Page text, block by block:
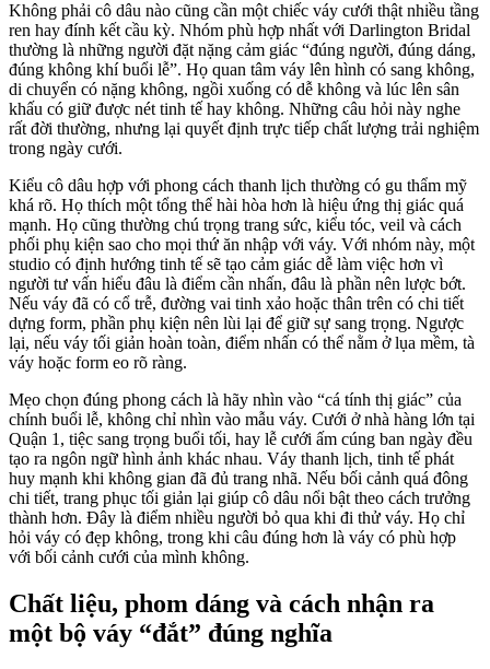
Không phải cô dâu nào cũng cần một chiếc váy cưới thật nhiều tầng
ren hay đính kết cầu kỳ. Nhóm phù hợp nhất với Darlington Bridal
thường là những người đặt nặng cảm giác “đúng người, đúng dáng,
đúng không khí buổi lễ”. Họ quan tâm váy lên hình có sang không,
di chuyển có nặng không, ngồi xuống có dễ không và lúc lên sân
khấu có giữ được nét tinh tế hay không. Những câu hỏi này nghe
rất đời thường, nhưng lại quyết định trực tiếp chất lượng trải nghiệm
trong ngày cưới.
Kiểu cô dâu hợp với phong cách thanh lịch thường có gu thẩm mỹ
khá rõ. Họ thích một tổng thể hài hòa hơn là hiệu ứng thị giác quá
mạnh. Họ cũng thường chú trọng trang sức, kiểu tóc, veil và cách
phối phụ kiện sao cho mọi thứ ăn nhập với váy. Với nhóm này, một
studio có định hướng tinh tế sẽ tạo cảm giác dễ làm việc hơn vì
người tư vấn hiểu đâu là điểm cần nhấn, đâu là phần nên lược bớt.
Nếu váy đã có cổ trễ, đường vai tinh xảo hoặc thân trên có chi tiết
dựng form, phần phụ kiện nên lùi lại để giữ sự sang trọng. Ngược
lại, nếu váy tối giản hoàn toàn, điểm nhấn có thể nằm ở lụa mềm, tà
váy hoặc form eo rõ ràng.
Mẹo chọn đúng phong cách là hãy nhìn vào “cá tính thị giác” của
chính buổi lễ, không chỉ nhìn vào mẫu váy. Cưới ở nhà hàng lớn tại
Quận 1, tiệc sang trọng buổi tối, hay lễ cưới ấm cúng ban ngày đều
tạo ra ngôn ngữ hình ảnh khác nhau. Váy thanh lịch, tinh tế phát
huy mạnh khi không gian đã đủ trang nhã. Nếu bối cảnh quá đông
chi tiết, trang phục tối giản lại giúp cô dâu nổi bật theo cách trưởng
thành hơn. Đây là điểm nhiều người bỏ qua khi đi thử váy. Họ chỉ
hỏi váy có đẹp không, trong khi câu đúng hơn là váy có phù hợp
với bối cảnh cưới của mình không.
Chất liệu, phom dáng và cách nhận ra
một bộ váy “đắt” đúng nghĩa